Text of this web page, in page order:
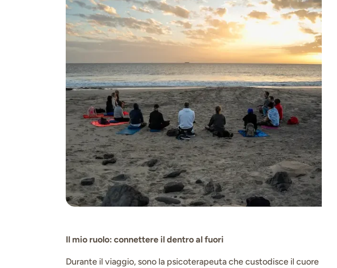
Il mio ruolo: connettere il dentro al fuori
Durante il viaggio, sono la psicoterapeuta che custodisce il cuore